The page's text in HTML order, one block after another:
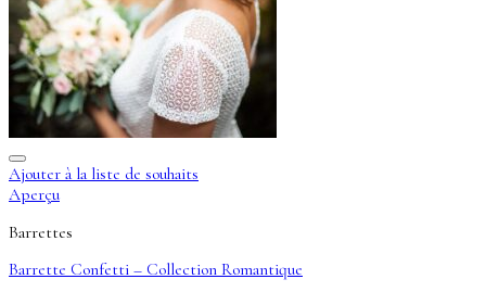
Ajouter à la liste de souhaits
Aperçu
Barrettes
Barrette Confetti – Collection Romantique